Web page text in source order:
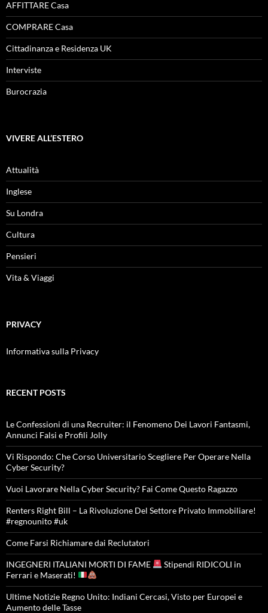
AFFITTARE Casa
COMPRARE Casa
Cittadinanza e Residenza UK
Interviste
Burocrazia
VIVERE ALL’ESTERO
Attualità
Inglese
Su Londra
Cultura
Pensieri
Vita & Viaggi
PRIVACY
Informativa sulla Privacy
RECENT POSTS
Le Confessioni di una Recruiter: il Fenomeno Dei Lavori Fantasmi,
Annunci Falsi e Profili Jolly
Vi Rispondo: Che Corso Universitario Scegliere Per Operare Nella
Cyber Security?
Vuoi Lavorare Nella Cyber Security? Fai Come Questo Ragazzo
Renters Right Bill – La Rivoluzione Del Settore Privato Immobiliare!
#regnounito #uk
Come Farsi Richiamare dai Reclutatori
INGEGNERI ITALIANI MORTI DI FAME
Stipendi RIDICOLI in
Ferrari e Maserati!
Ultime Notizie Regno Unito: Indiani Cercasi, Visto per Europei e
Aumento delle Tasse